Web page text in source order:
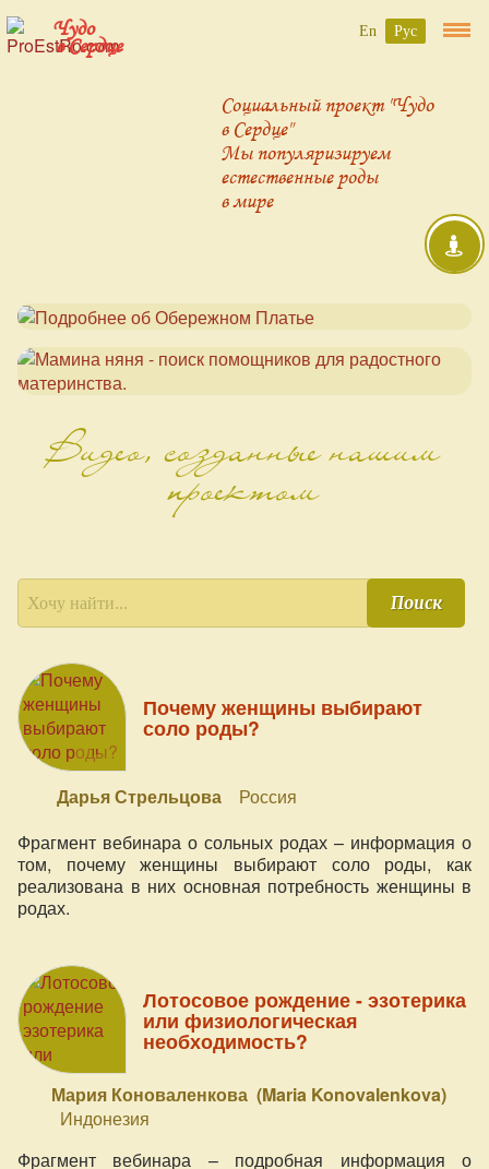
Чудо
в Сердце
Социальный проект "Чудо
в Сердце"
Мы популяризируем
естественные роды
в мире
Видео, созданные нашим
проектом
Поиск
Почему женщины выбирают
соло роды?
Дарья Стрельцова
Россия
Фрагмент вебинара о сольных родах – информация о
том, почему женщины выбирают соло роды, как
реализована в них основная потребность женщины в
родах.
Лотосовое рождение - эзотерика
или физиологическая
необходимость?
Мария Коноваленкова (Maria Konovalenkova)
Индонезия
Фрагмент вебинара – подробная информация о
En Рус